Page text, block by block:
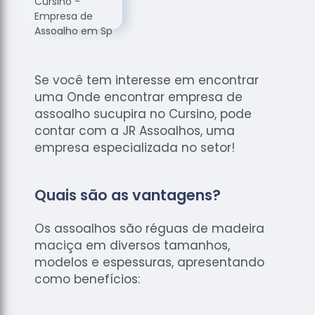
de
Assoalhos
Raspagem
de Tacos
de
Madeiras
Raspagens
Tacos de
Madeiras
Se você tem interesse em encontrar
uma Onde encontrar empresa de
assoalho sucupira no Cursino, pode
contar com a JR Assoalhos, uma
empresa especializada no setor!
Quais são as vantagens?
Os assoalhos são réguas de madeira
maciça em diversos tamanhos,
modelos e espessuras, apresentando
como benefícios: